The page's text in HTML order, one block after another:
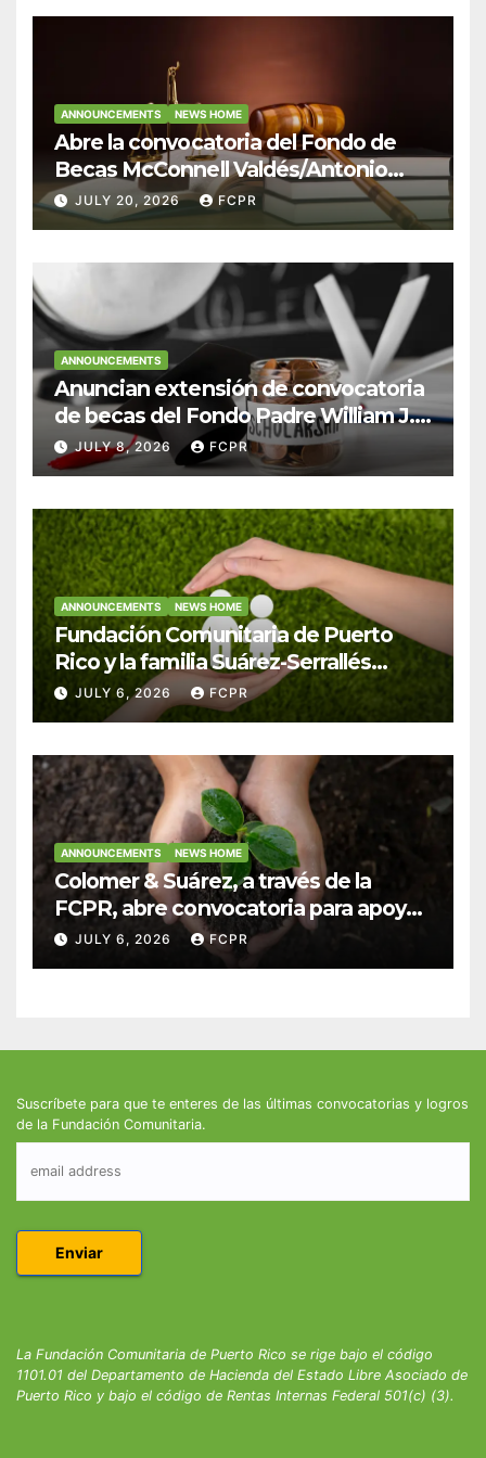
ANNOUNCEMENTS NEWS HOME
Abre la convocatoria del Fondo de
Becas McConnell Valdés/Antonio
Escudero Viera para estudiantes de
Derecho en Puerto Rico
JULY 20, 2026 FCPR
ANNOUNCEMENTS
Anuncian extensión de convocatoria
de becas del Fondo Padre William J.
Hendricks, SJ para estudiantes del
Colegio San Ignacio
JULY 8, 2026 FCPR
ANNOUNCEMENTS NEWS HOME
Fundación Comunitaria de Puerto
Rico y la familia Suárez-Serrallés
anuncian convocatoria para
fortalecer hogares y albergues
JULY 6, 2026 FCPR
ANNOUNCEMENTS NEWS HOME
Colomer & Suárez, a través de la
FCPR, abre convocatoria para apoyar
proyectos de seguridad alimentaria
JULY 6, 2026 FCPR
Suscríbete para que te enteres de las últimas convocatorias y logros
de la Fundación Comunitaria.
La Fundación Comunitaria de Puerto Rico se rige bajo el código
1101.01 del Departamento de Hacienda del Estado Libre Asociado de
Puerto Rico y bajo el código de Rentas Internas Federal 501(c) (3).